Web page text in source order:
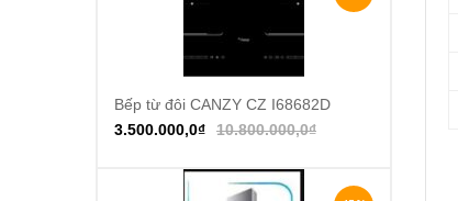
Thêm vào giỏ hàng
Bếp từ đôi CANZY CZ I68682D
10.800.000,0₫
3.500.000,0₫